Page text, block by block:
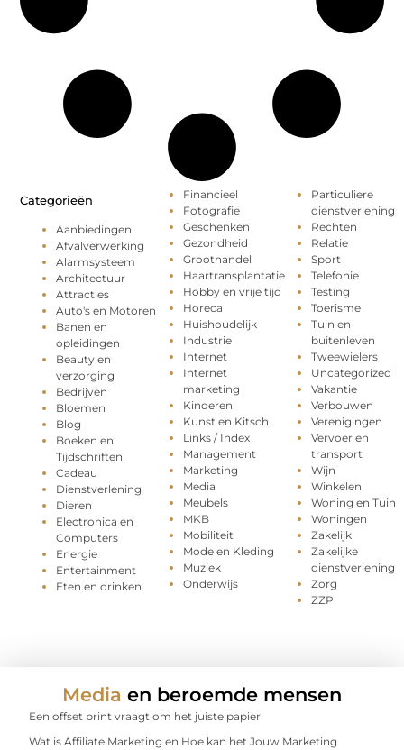
Categorieën
Aanbiedingen
Afvalverwerking
Alarmsysteem
Architectuur
Attracties
Auto's en Motoren
Banen en
opleidingen
Beauty en
verzorging
Bedrijven
Bloemen
Blog
Boeken en
Tijdschriften
Cadeau
Dienstverlening
Dieren
Electronica en
Computers
Energie
Entertainment
Eten en drinken
Financieel
Fotografie
Geschenken
Gezondheid
Groothandel
Haartransplantatie
Hobby en vrije tijd
Horeca
Huishoudelijk
Industrie
Internet
Internet
marketing
Kinderen
Kunst en Kitsch
Links / Index
Management
Marketing
Media
Meubels
MKB
Mobiliteit
Mode en Kleding
Muziek
Onderwijs
Particuliere
dienstverlening
Rechten
Relatie
Sport
Telefonie
Testing
Toerisme
Tuin en
buitenleven
Tweewielers
Uncategorized
Vakantie
Verbouwen
Verenigingen
Vervoer en
transport
Wijn
Winkelen
Woning en Tuin
Woningen
Zakelijk
Zakelijke
dienstverlening
Zorg
ZZP
Media en beroemde mensen
Een offset print vraagt om het juiste papier
Wat is Affiliate Marketing en Hoe kan het Jouw Marketing